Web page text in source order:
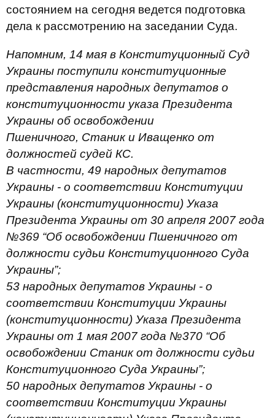
состоянием на сегодня ведется подготовка
дела к рассмотрению на заседании Суда.
Напомним, 14 мая в Конституционный Суд
Украины поступили конституционные
представления народных депутатов о
конституционности указа Президента
Украины об освобождении
Пшеничного, Станик и Иващенко от
должностей судей КС.
В частности, 49 народных депутатов
Украины - о соответствии Конституции
Украины (конституционности) Указа
Президента Украины от 30 апреля 2007 года
№369 “Об освобождении Пшеничного от
должности судьи Конституционного Суда
Украины”;
53 народных депутатов Украины - о
соответствии Конституции Украины
(конституционности) Указа Президента
Украины от 1 мая 2007 года №370 “Об
освобождении Станик от должности судьи
Конституционного Суда Украины”;
50 народных депутатов Украины - о
соответствии Конституции Украины